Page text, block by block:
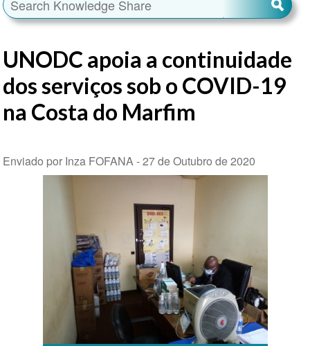
UNODC apoia a continuidade
dos serviços sob o COVID-19
na Costa do Marfim
Enviado por Inza FOFANA -27 de Outubro de 2020